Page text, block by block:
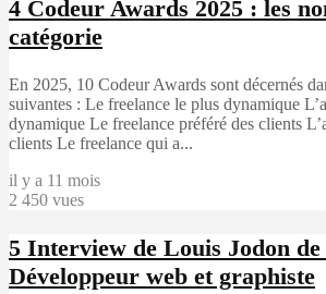
4 Codeur Awards 2025 : les
catégorie
En 2025, 10 Codeur Awards sont décernés
suivantes : Le freelance le plus dynamique
dynamique Le freelance préféré des clients
clients Le freelance qui a...
il y a 11 mois
2 450 vues
5 Interview de Louis Jodon
Développeur web et graphiste